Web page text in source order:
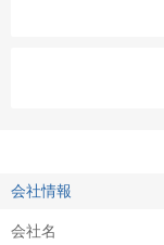
会社情報
会社名